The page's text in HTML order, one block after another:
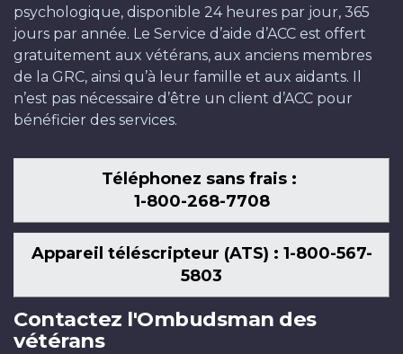
psychologique, disponible 24 heures par jour, 365
jours par année. Le Service d’aide d’ACC est offert
gratuitement aux vétérans, aux anciens membres
de la GRC, ainsi qu’à leur famille et aux aidants. Il
n’est pas nécessaire d’être un client d’ACC pour
bénéficier des services.
Téléphonez sans frais :
1-800-268-7708
Appareil téléscripteur (ATS) : 1-800-567-
5803
Contactez l'Ombudsman des
vétérans